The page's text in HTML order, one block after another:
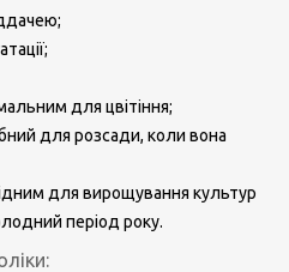
для цвітіння;
для розсади, коли вона
для вирощування культур
період року.